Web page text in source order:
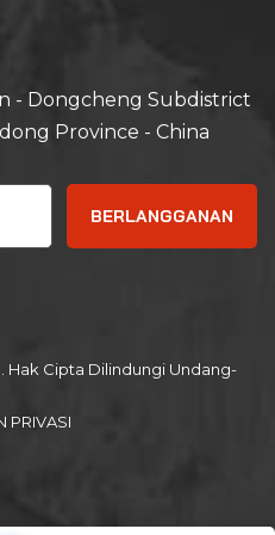
alarm dan
- Dongcheng Subdistrict
Province - China
Hak Cipta Dilindungi Undang-
PRIVASI